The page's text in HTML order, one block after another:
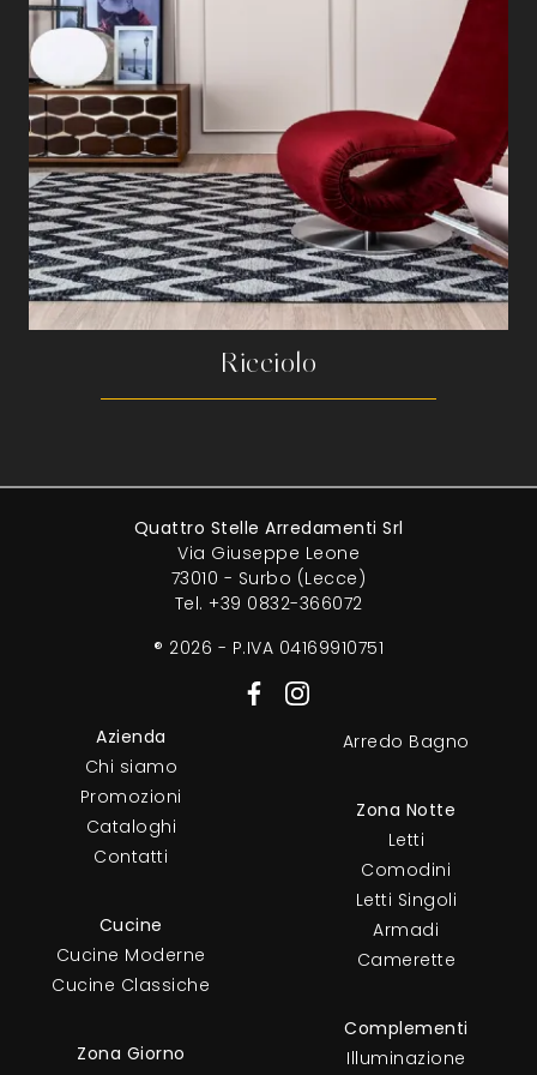
Ricciolo
Quattro Stelle Arredamenti Srl
Via Giuseppe Leone
73010 - Surbo (Lecce)
Tel. +39 0832-366072
® 2026 - P.IVA 04169910751
Azienda
Chi siamo
Promozioni
Cataloghi
Contatti
Cucine
Cucine Moderne
Cucine Classiche
Zona Giorno
Arredo Bagno
Zona Notte
Letti
Comodini
Letti Singoli
Armadi
Camerette
Complementi
Illuminazione